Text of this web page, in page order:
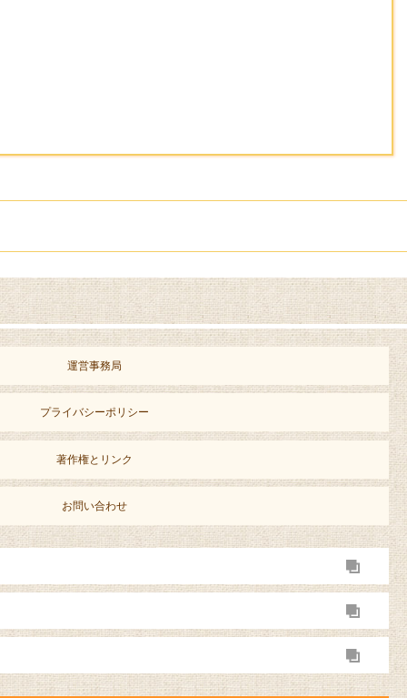
運営事務局
プライバシーポリシー
著作権とリンク
お問い合わせ